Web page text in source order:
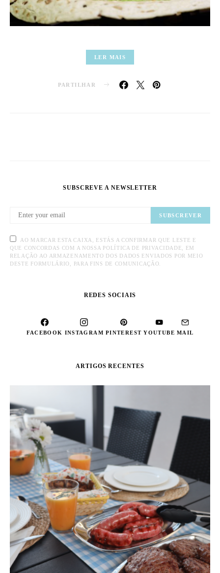
LER MAIS
PARTILHAR
SUBSCREVE A NEWSLETTER
SUBSCREVER
AO MARCAR ESTA CAIXA, ESTÁS A CONFIRMAR QUE LESTE E
QUE CONCORDAS COM A NOSSA POLÍTICA DE PRIVACIDADE, EM
RELAÇÃO AO ARMAZENAMENTO DOS DADOS ENVIADOS POR MEIO
DESTE FORMULÁRIO, PARA FINS DE COMUNICAÇÃO.
REDES SOCIAIS
FACEBOOK INSTAGRAM PINTEREST YOUTUBE MAIL
ARTIGOS RECENTES